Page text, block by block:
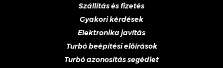
Szállítás és fizetés
Gyakori kérdések
Elektronika javítás
Turbó beépítési előírások
Turbó azonosítás segédlet